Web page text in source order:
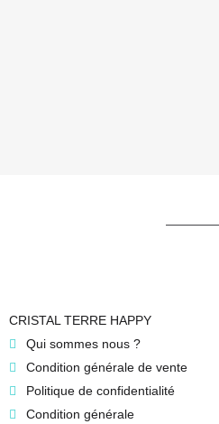
CRISTAL TERRE HAPPY
Qui sommes nous ?
Condition générale de vente
Politique de confidentialité
Condition générale